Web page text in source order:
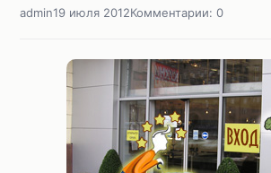
admin19 июля 2012Комментарии: 0